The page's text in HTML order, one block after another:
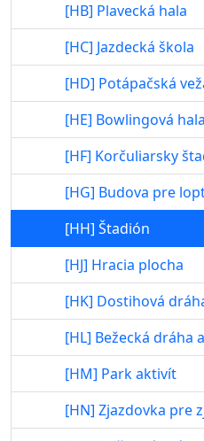
[HB] Plavecká hala
[HC] Jazdecká škola
[HD] Potápačská
[HE] Bowlingová hala
[HF] Korčuliarsky
[HG] Budova pre
[HH] Štadión
[HJ] Hracia plocha
[HK] Dostihová
[HL] Bežecká dráha
[HM] Park aktivít
[HN] Zjazdovka pre